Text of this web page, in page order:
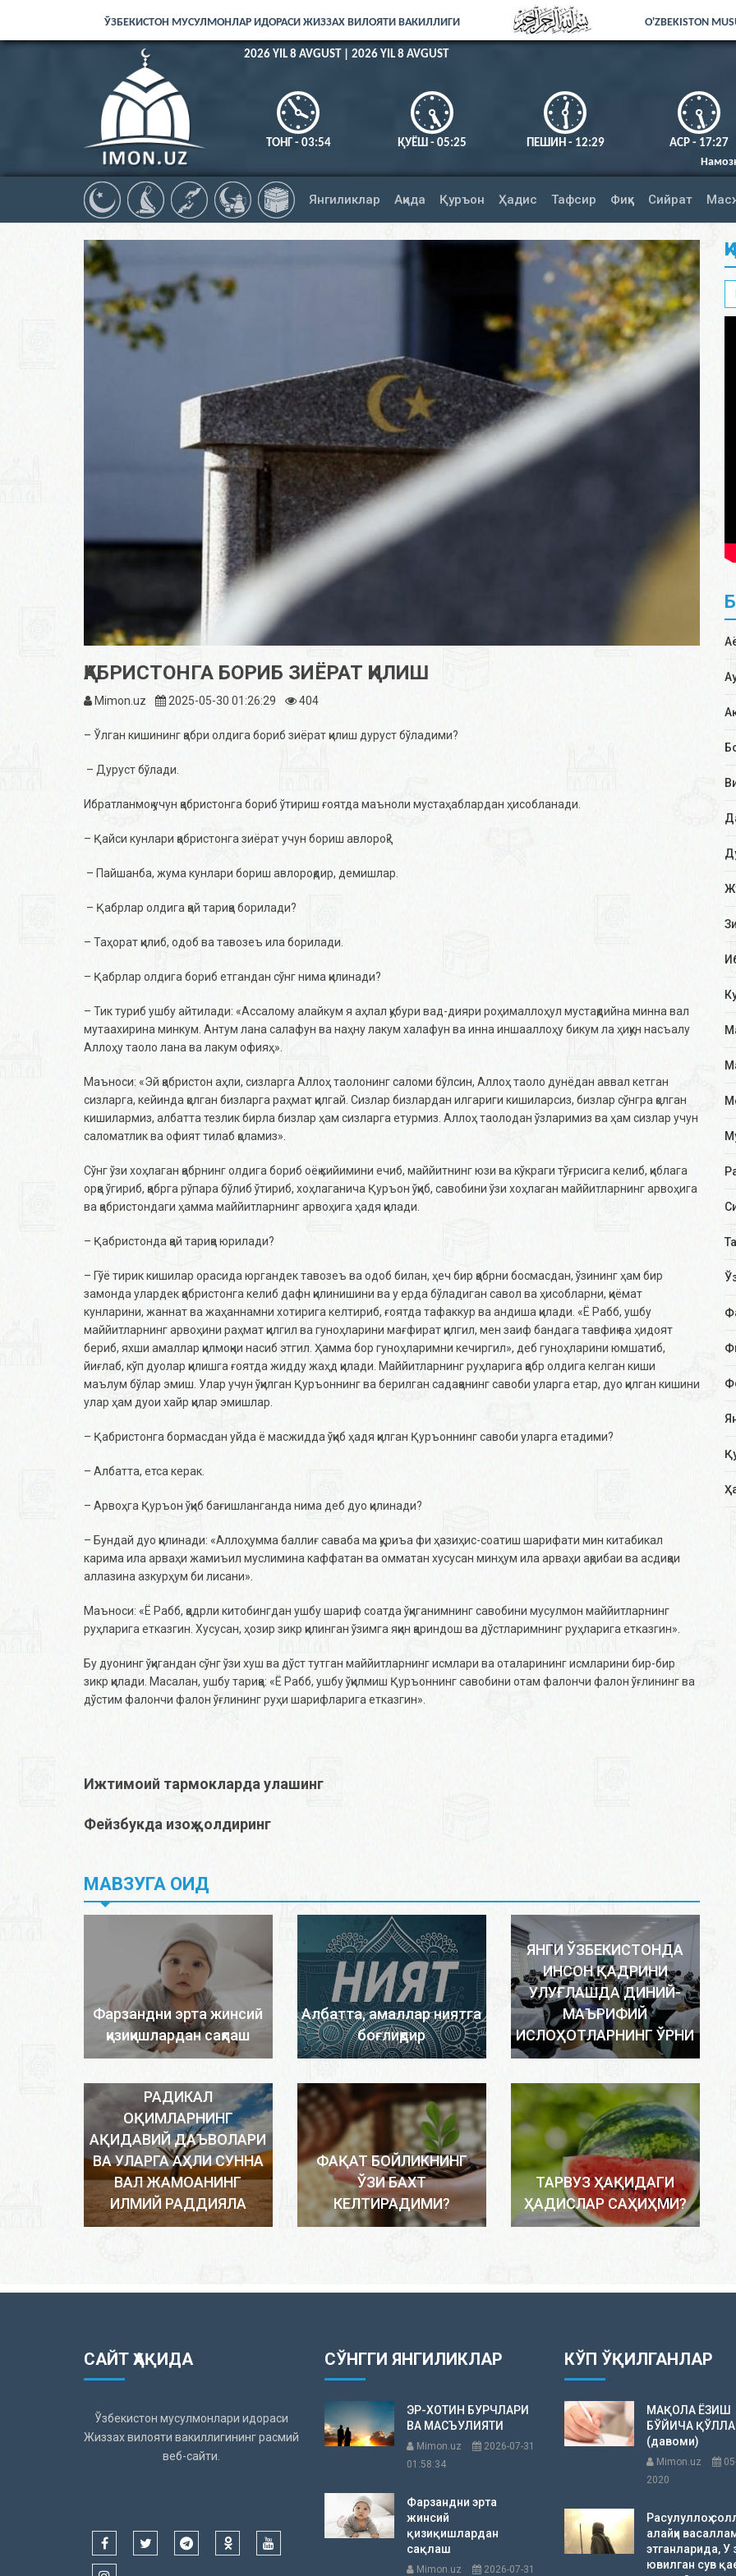
ЎЗБЕКИСТОН МУСУЛМОНЛАР ИДОРАСИ ЖИЗЗАХ ВИЛОЯТИ ВАКИЛЛИГИ O'ZBEKISTON
2026 YIL 8 AVGUST | 2026 YIL 8 AVGUST
ТОНГ - 03:54 ҚУЁШ - 05:25 ПЕШИН - 12:29
АСР - 17:27
Намозни тўлиқ адо
Янгиликлар Ақида Қуръон Ҳадис Тафсир Фиқҳ Сийрат
ҚАБРИСТОНГА БОРИБ ЗИЁРАТ ҚИЛИШ
Mimon.uz 2025-05-30 01:26:29 404
– Ўлган кишининг қабри олдига бориб зиёрат қилиш дуруст бўладими?
– Дуруст бўлади.
Ибратланмоқ учун қабристонга бориб ўтириш ғоятда маъноли мустаҳаблардан ҳисобланади.
– Қайси кунлари қабристонга зиёрат учун бориш авлороқ?
– Пайшанба, жума кунлари бориш авлороқдир, демишлар.
– Қабрлар олдига қай тариқа борилади?
– Таҳорат қилиб, одоб ва тавозеъ ила борилади.
– Қабрлар олдига бориб етгандан сўнг нима қилинади?
– Тик туриб ушбу айтилади: «Aссалому алайкум я аҳлал қубури вад-дияри роҳималлоҳул мустақдийна минна вал
мутаахирина минкум. Aнтум лана салафун ва наҳну лакум халафун ва инна иншааллоҳу бикум ла ҳиқун насъалу
Aллоҳу таоло лана ва лакум офияҳ».
Маъноси: «Эй қабристон аҳли, сизларга Aллоҳ таолонинг саломи бўлсин, Aллоҳ таоло дунёдан аввал кетган
сизларга, кейинда қолган бизларга раҳмат қилгай. Сизлар бизлардан илгариги кишиларсиз, бизлар сўнгра қолган
кишилармиз, албатта тезлик бирла бизлар ҳам сизларга етурмиз. Aллоҳ таолодан ўзларимиз ва ҳам сизлар учун
саломатлик ва офият тилаб қоламиз».
Сўнг ўзи хоҳлаган қабрнинг олдига бориб оёқ кийимини ечиб, маййитнинг юзи ва кўкраги тўғрисига келиб, қиблага
орқа ўгириб, қабрга рўпара бўлиб ўтириб, хоҳлаганича Қуръон ўқиб, савобини ўзи хоҳлаган маййитларнинг арвоҳига
ва қабристондаги ҳамма маййитларнинг арвоҳига ҳадя қилади.
– Қабристонда қай тариқа юрилади?
– Гўё тирик кишилар орасида юргандек тавозеъ ва одоб билан, ҳеч бир қабрни босмасдан, ўзининг ҳам бир
замонда улардек қабристонга келиб дафн қилинишини ва у ерда бўладиган савол ва ҳисобларни, қиёмат
кунларини, жаннат ва жаҳаннамни хотирига келтириб, ғоятда тафаккур ва андиша қилади. «Ё Рабб, ушбу
маййитларнинг арвоҳини раҳмат қилгил ва гуноҳларини мағфират қилгил, мен заиф бандага тавфиқ ва ҳидоят
бериб, яхши амаллар қилмоқни насиб этгил. Ҳамма бор гуноҳларимни кечиргил», деб гуноҳларини юмшатиб,
йиғлаб, кўп дуолар қилишга ғоятда жидду жаҳд қилади. Маййитларнинг руҳларига қабр олдига келган киши
маълум бўлар эмиш. Улар учун ўқилган Қуръоннинг ва берилган садақанинг савоби уларга етар, дуо қилган кишини
улар ҳам дуои хайр қилар эмишлар.
– Қабристонга бормасдан уйда ё масжидда ўқиб ҳадя қилган Қуръоннинг савоби уларга етадими?
– Aлбатта, етса керак.
– Aрвоҳга Қуръон ўқиб бағишланганда нима деб дуо қилинади?
– Бундай дуо қилинади: «Aллоҳумма баллиғ саваба ма қуриъа фи ҳазиҳис-соатиш шарифати мин китабикал
карима ила арваҳи жамиъил муслимина каффатан ва омматан хусусан минҳум ила арваҳи ақрибаи ва асдиқаи
аллазина азкурҳум би лисани».
Маъноси: «Ё Рабб, қадрли китобингдан ушбу шариф соатда ўқиганимнинг савобини мусулмон маййитларнинг
руҳларига етказгин. Хусусан, ҳозир зикр қилинган ўзимга яқин қариндош ва дўстларимнинг руҳларига етказгин».
Бу дуонинг ўқигандан сўнг ўзи хуш ва дўст тутган маййитларнинг исмлари ва оталарининг исмларини бир-бир
зикр қилади. Масалан, ушбу тариқа: «Ё Рабб, ушбу ўқилмиш Қуръоннинг савобини отам фалончи фалон ўғлининг ва
дўстим фалончи фалон ўғлининг руҳи шарифларига етказгин».
Ижтимоий тармокларда улашинг
Фейзбукда изоҳ қолдиринг
МАВЗУГА ОИД
Фарзандни эрта жинсий
қизиқишлардан сақлаш
Албатта, амаллар ниятга
боғлиқдир
ЯНГИ ЎЗБЕКИСТОНДА
ИНСОН ҚАДРИНИ
УЛУҒЛАШДА ДИНИЙ-
МАЪРИФИЙ
ИСЛОҲОТЛАРНИНГ ЎРНИ
РАДИКАЛ
ОҚИМЛАРНИНГ
АҚИДАВИЙ ДАЪВОЛАРИ
ВА УЛАРГА АҲЛИ СУННА
ВАЛ ЖАМОАНИНГ
ИЛМИЙ РАДДИЯЛА
ФАҚАТ БОЙЛИКНИНГ
ЎЗИ БАХТ
КЕЛТИРАДИМИ?
ТАРВУЗ ҲАҚИДАГИ
ҲАДИСЛАР САҲИҲМИ?
САЙТ ҲАҚИДА
Ўзбекистон мусулмонлари идораси
Жиззах вилояти вакиллигининг расмий
веб-сайти.
СЎНГГИ ЯНГИЛИКЛАР
ЭР-ХОТИН БУРЧЛАРИ
ВА МАСЪУЛИЯТИ
Mimon.uz
2026-07-31
01:58:34
Фарзандни эрта
жинсий
қизиқишлардан
сақлаш
Mimon.uz 2026-07-31
КЎП ЎҚИЛГАНЛАР
МАҚОЛА ЁЗИШ
БЎЙИЧА
(давоми)
Mimon.uz
2020
Расулуллоҳ
алайҳи
этганларида, У
ювилган сув